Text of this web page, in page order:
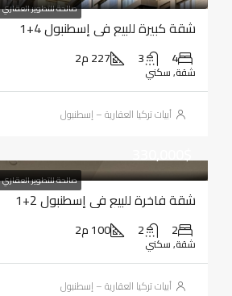
صالحة للتطوير العقاري
شقة كبيرة للبيع في إسطنبول 4+1
4
3 227 م2
شقة, سكني
أبيات تركيا العقارية – إسطنبول
صالحة للتطوير العقاري
330,000$
شقة فاخرة للبيع في إسطنبول 2+1
2
2 100 م2
شقة, سكني
أبيات تركيا العقارية – إسطنبول